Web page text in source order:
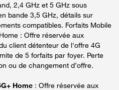
2,4 GHz et 5 GHz sous
bande 3,5 GHz, détails sur
compatibles. Forfaits Mobile
: Offre réservée aux
client détenteur de l'offre 4G
de 5 forfaits par foyer. Perte
ou de changement d’offre.
Home : Offre réservée aux